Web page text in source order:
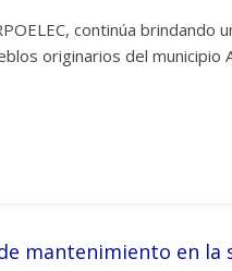
continúa
originarios del municipio
mantenimiento en la